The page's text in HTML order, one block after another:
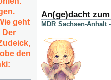
geht
Der
den
An(ge)dacht
MDR Sachsen-Anhalt